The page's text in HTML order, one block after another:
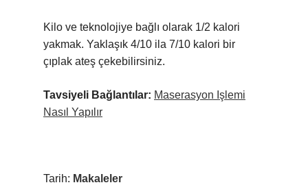
Kilo ve teknolojiye bağlı olarak 1/2 kalori
yakmak. Yaklaşık 4/10 ila 7/10 kalori bir
çıplak ateş çekebilirsiniz.
Tavsiyeli Bağlantılar: Maserasyon Işlemi
Nasıl Yapılır
Tarih: Makaleler